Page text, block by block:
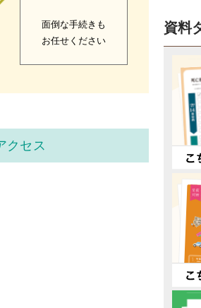
面倒な手続きも
お任せください
クセス
資料